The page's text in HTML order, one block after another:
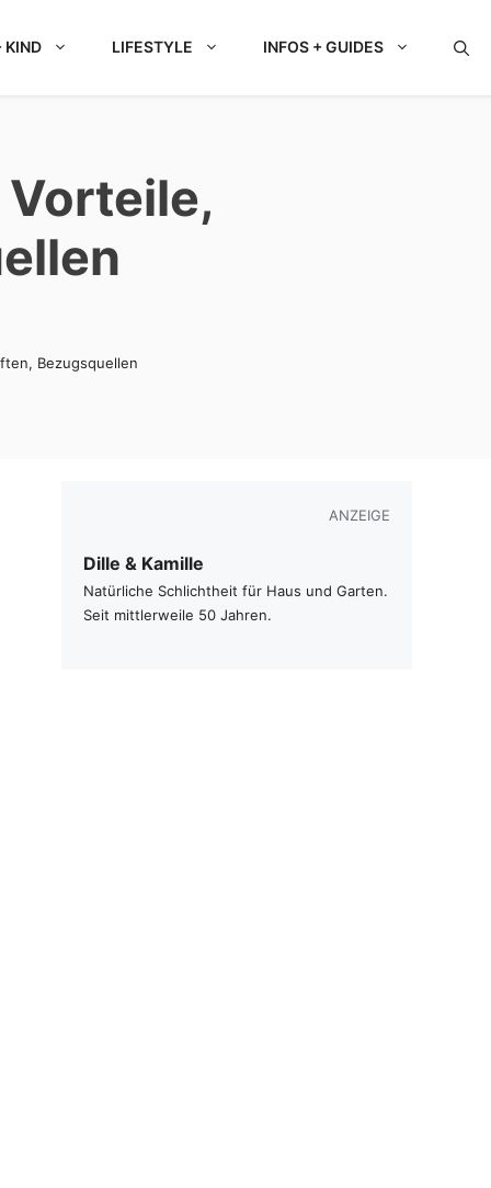
KIND LIFESTYLE INFOS + GUIDES
Vorteile,
Bezugsquellen
ANZEIGE
Dille & Kamille
Natürliche Schlichtheit für Haus und Garten.
Seit mittlerweile 50 Jahren.